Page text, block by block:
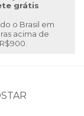
grátis
o Brasil em
acima de
R$900.